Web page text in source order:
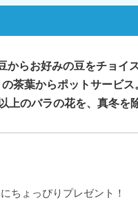
からお好みの豆をチョイ
茶葉からポットサービス
上のバラの花を、真冬を
ちょっぴりプレゼント！